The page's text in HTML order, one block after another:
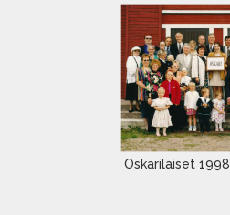
Oskarilaiset 1998